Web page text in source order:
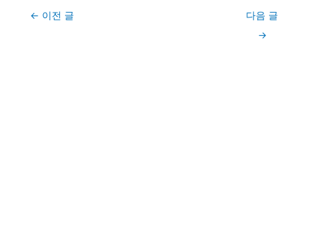
Post← 이전 글
다음 글
→